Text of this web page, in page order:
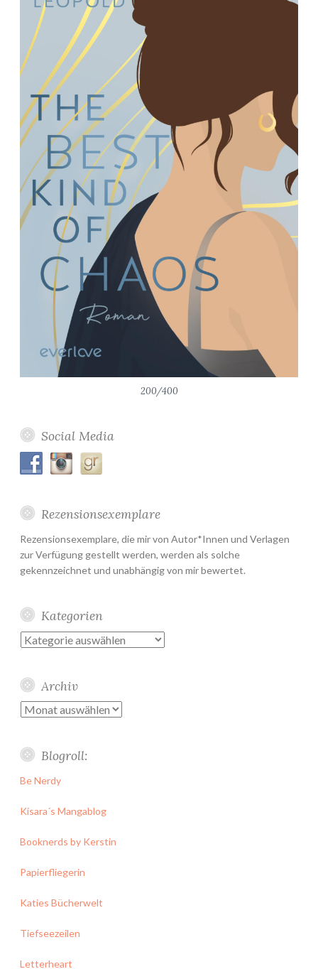
200/400
Social Media
Rezensionsexemplare
Rezensionsexemplare, die mir von Autor*Innen und Verlagen
zur Verfügung gestellt werden, werden als solche
gekennzeichnet und unabhängig von mir bewertet.
Kategorien
Kategorien
Archiv
Archiv
Blogroll:
Be Nerdy
Kisara´s Mangablog
Booknerds by Kerstin
Papierfliegerin
Katies Bücherwelt
Tiefseezeilen
Letterheart